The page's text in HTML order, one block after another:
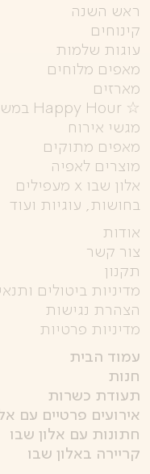
ראש השנה
קינוחים
עוגות שלמות
מאפים מלוחים
מארזים
☆ Happy Hour במשרד
מגשי אירוח
מאפים מתוקים
מוצרים לאפיה
אלון שבו x מעפילים
בחושות, עוגיות ועוד
אודות
צור קשר
תקנון
מדיניות ביטולים
הצהרת נגישות
מדיניות פרטיות
עמוד הבית
חנות
תעודת כשרות
אירועים פרטיים עם
חתונות עם אלון שבו
קריירה באלון שבו